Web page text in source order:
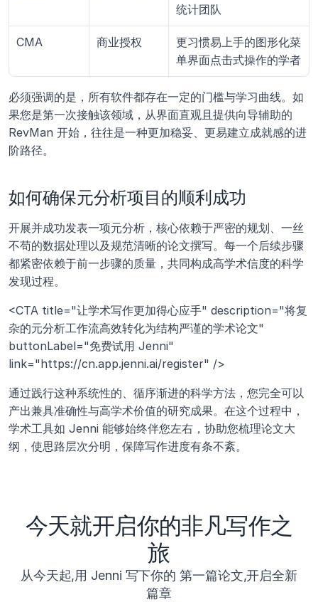
统计团队
CMA 商业授权
更习惯易上手的图形化菜
单界面点击式操作的学者
必须强调的是，所有软件都存在一定的门槛与学习曲线。如
果您是第一次接触该领域，从界面直观且提供向导辅助的
RevMan 开始，往往是一种更加稳妥、更易建立成就感的进
阶路径。
如何确保元分析项目的顺利成功
开展并成功发表一项元分析，核心依赖于严密的规划、一丝
不苟的数据处理以及规范清晰的论文撰写。每一个后续步骤
都紧密依赖于前一步骤的质量，共同构成高学术信度的科学
发现过程。
<CTA title="让学术写作更加得心应手" description="将复
杂的元分析工作流高效转化为结构严谨的学术论文"
buttonLabel="免费试用 Jenni"
link="https://cn.app.jenni.ai/register" />
通过践行这种系统性的、循序渐进的科学方法，您完全可以
产出兼具准确性与高学术价值的研究成果。在这个过程中，
学术工具如 Jenni 能够始终伴您左右，协助您梳理论文大
纲，使思路层次分明，保障写作进度有条不紊。
今天就开启你的非凡写作之
旅
从今天起,用 Jenni 写下你的 第一篇论文,开启全新
篇章